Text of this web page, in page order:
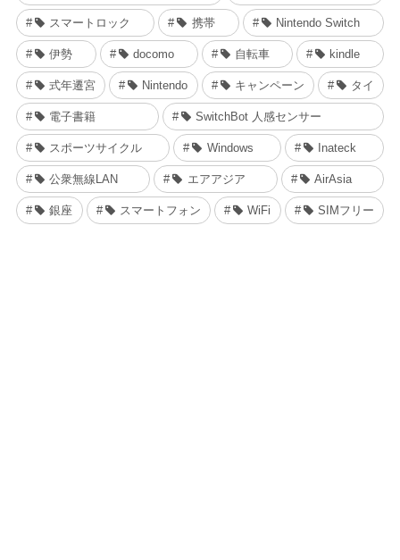
スマートロック 携帯 Nintendo Switch
伊勢 docomo 自転車 kindle
式年遷宮 Nintendo キャンペーン タイ
電子書籍 SwitchBot 人感センサー
スポーツサイクル Windows Inateck
公衆無線LAN エアアジア AirAsia
銀座 スマートフォン WiFi SIMフリー